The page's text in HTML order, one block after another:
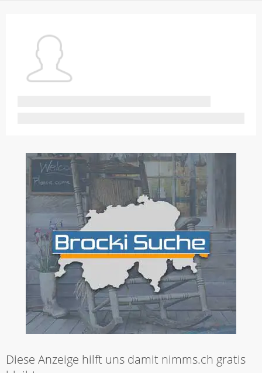
Diese Anzeige hilft uns damit nimms.ch gratis